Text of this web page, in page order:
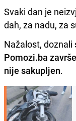
Svaki dan je
dah, za nadu, za
Nažalost, doznali
Pomozi.ba
nije sakupljen.